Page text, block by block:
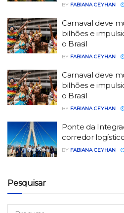
BY FABIANA CEYHAN
Carnaval deve
bilhões e
o Brasil
BY FABIANA CEYHAN
Carnaval deve
bilhões e
o Brasil
BY FABIANA CEYHAN
Ponte da
corredor
BY FABIANA CEYHAN
Pesquisar